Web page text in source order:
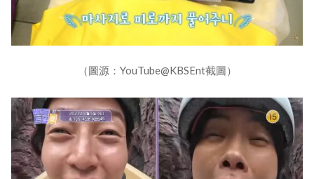
（圖源：YouTube@KBSEnt截圖）